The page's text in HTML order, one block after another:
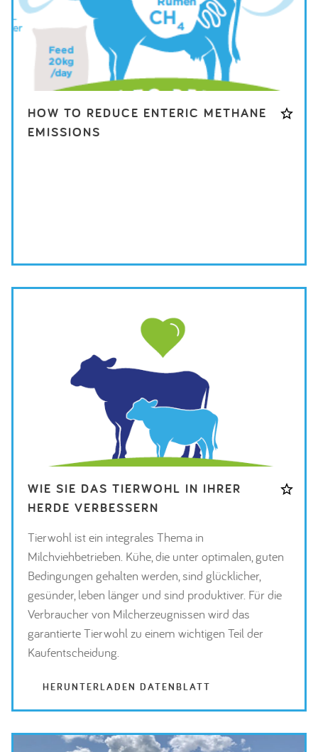
HOW TO REDUCE ENTERIC METHANE
EMISSIONS
WIE SIE DAS TIERWOHL IN IHRER
HERDE VERBESSERN
Tierwohl ist ein integrales Thema in
Milchviehbetrieben. Kühe, die unter optimalen, guten
Bedingungen gehalten werden, sind glücklicher,
gesünder, leben länger und sind produktiver. Für die
Verbraucher von Milcherzeugnissen wird das
garantierte Tierwohl zu einem wichtigen Teil der
Kaufentscheidung.
HERUNTERLADEN DATENBLATT